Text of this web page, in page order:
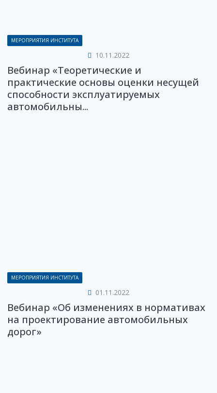
МЕРОПРИЯТИЯ ИНСТИТУТА
10.11.2022
Вебинар «Теоретические и
практические основы оценки несущей
способности эксплуатируемых
автомобильны...
МЕРОПРИЯТИЯ ИНСТИТУТА
01.11.2022
Вебинар «Об изменениях в нормативах
на проектирование автомобильных
дорог»